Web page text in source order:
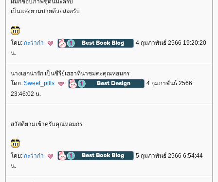
ผมก็ชอบภาพชุดนี้นะครับ
เป็นแสงยามบ่ายด้วยล่ะครับ
ดย: กะว่าก๋า
4 กุมภาพันธ์ 2566 19:20:20
น.
นางเอกน่ารัก เป็นซีรีย์เฮฮาที่น่าชมค่ะคุณหอมกร
ดย: Sweet_pills
4 กุมภาพันธ์ 2566
23:46:02 น.
สวัสดียามเช้าครับคุณหอมกร
ดย: กะว่าก๋า
5 กุมภาพันธ์ 2566 6:54:44
น.